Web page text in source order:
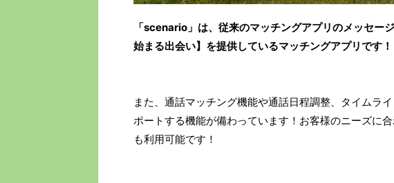
「scenario」は、従来のマッチングアプリのメッセー
始まる出会い】を提供しているマッチングアプリです！
また、通話マッチング機能や通話日程調整、タイムラ
ポートする機能が備わっています！お客様のニーズに
も利用可能です！